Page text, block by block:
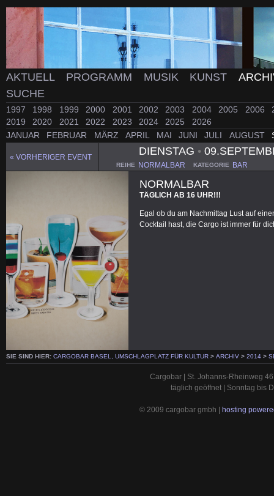
AKTUELL PROGRAMM MUSIK KUNST
SUCHE
1997 1998 1999 2000 2001 2002 2003 2004 2005 2006
2019
2020 2021 2022 2023 2024 2025
2026
JANUAR
FEBRUAR MÄRZ APRIL MAI JUNI JULI AUGUST
« VORHERIGER EVENT
DIENSTAG •
REIHE NORMALBAR KATEGORIE BAR
NORMALBAR
TÄGLICH AB 16 UHR!!!
Egal ob du am Nachmittag Lust auf
Cocktail hast, die Cargo ist immer für
SIE SIND HIER: CARGOBAR BASEL, UMSCHLAGPLATZ FÜR KULTUR > ARCHIV > 2014 >
Cargobar | St. Johanns-Rheinweg
täglich geöffnet | Sonntag bis
© 2009 cargobar gmbh | hosting